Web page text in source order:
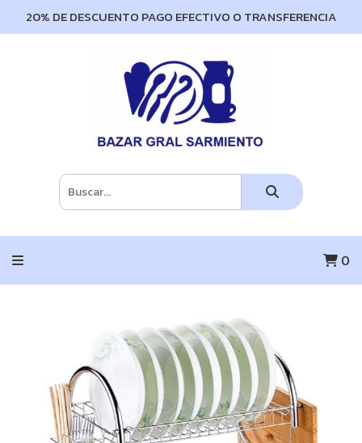
20% DE DESCUENTO PAGO EFECTIVO O TRANSFERENCIA
0